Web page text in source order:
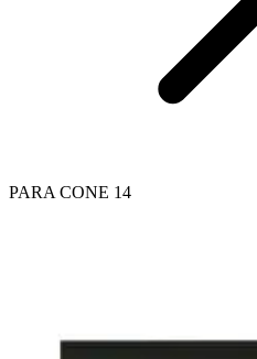
PARA CONE 14